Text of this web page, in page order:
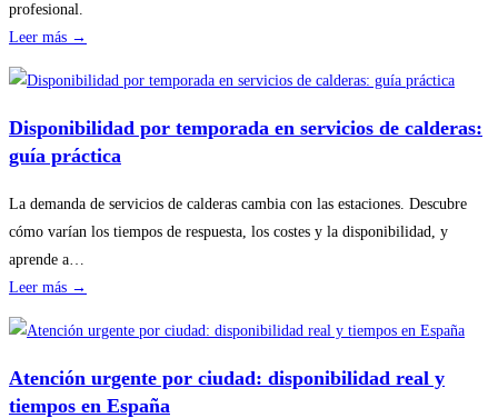
profesional.
Leer más →
planificar
revisiones
básicas
hogar
sin
Disponibilidad por temporada en servicios de calderas:
guía práctica
La demanda de servicios de calderas cambia con las estaciones. Descubre
cómo varían los tiempos de respuesta, los costes y la disponibilidad, y
aprende a…
Leer más →
por
temporada
Atención urgente por ciudad: disponibilidad real y
tiempos en España